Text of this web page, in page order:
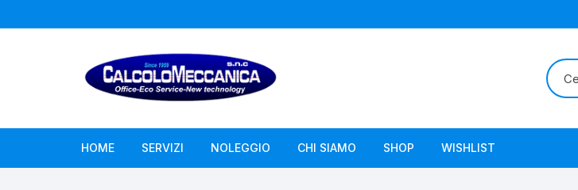
al
HOME SERVIZI NOLEGGIO CHI SIAMO SHOP WISHLIST